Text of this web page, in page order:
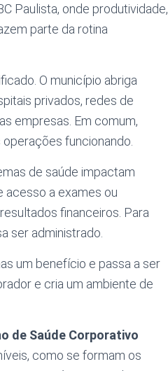
Paulista, onde produtividade,
parte da rotina
O município abriga
privados, redes de
empresas. Em comum,
funcionando.
de saúde impactam
acesso a exames ou
financeiros. Para
ser administrado.
um benefício e passa a ser
e cria um ambiente de
de Saúde Corporativo
como se formam os